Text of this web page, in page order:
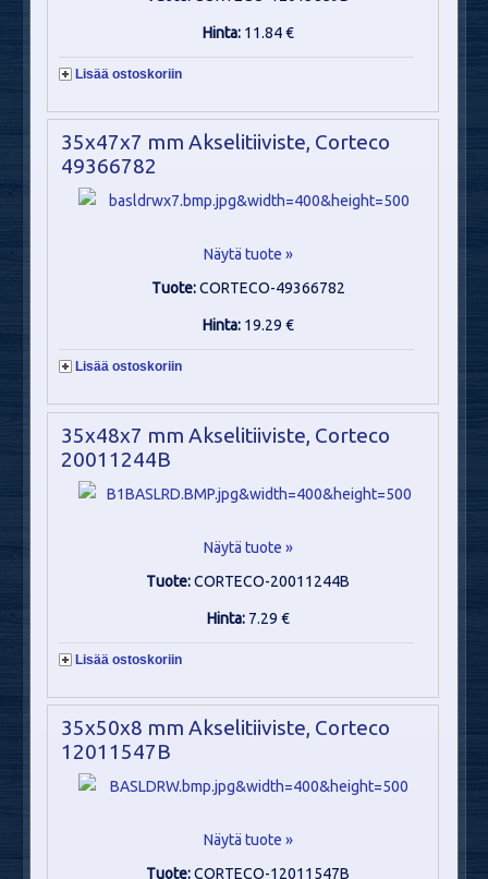
Hinta: 11.84 €
Lisää ostoskoriin
35x47x7 mm Akselitiiviste, Corteco
49366782
Näytä tuote »
Tuote:CORTECO-49366782
Hinta: 19.29 €
Lisää ostoskoriin
35x48x7 mm Akselitiiviste, Corteco
20011244B
Näytä tuote »
Tuote:CORTECO-20011244B
Hinta: 7.29 €
Lisää ostoskoriin
35x50x8 mm Akselitiiviste, Corteco
12011547B
Näytä tuote »
Tuote:CORTECO-12011547B